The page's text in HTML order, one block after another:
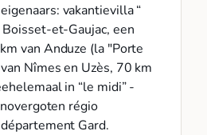
vakantievilla “
Boisset-et-Gaujac, een
van Anduze (la "Porte
Nîmes en Uzès, 70 km
in “le midi” -
régio
Gard.